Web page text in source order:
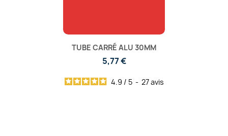
TUBE CARRÉ ALU 30MM
5,77 €
4.9 / 5 - 27avis